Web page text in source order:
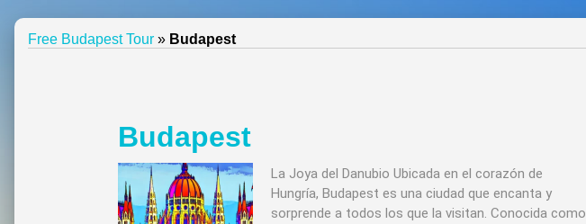
Free Budapest Tour » Budapest
Budapest
La Joya del Danubio Ubicada en el corazón de
Hungría, Budapest es una ciudad que encanta y
sorprende a todos los que la visitan. Conocida como